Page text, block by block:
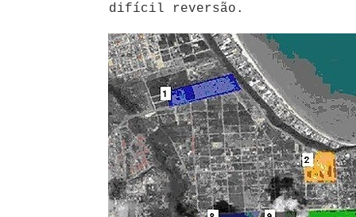
difícil reversão.